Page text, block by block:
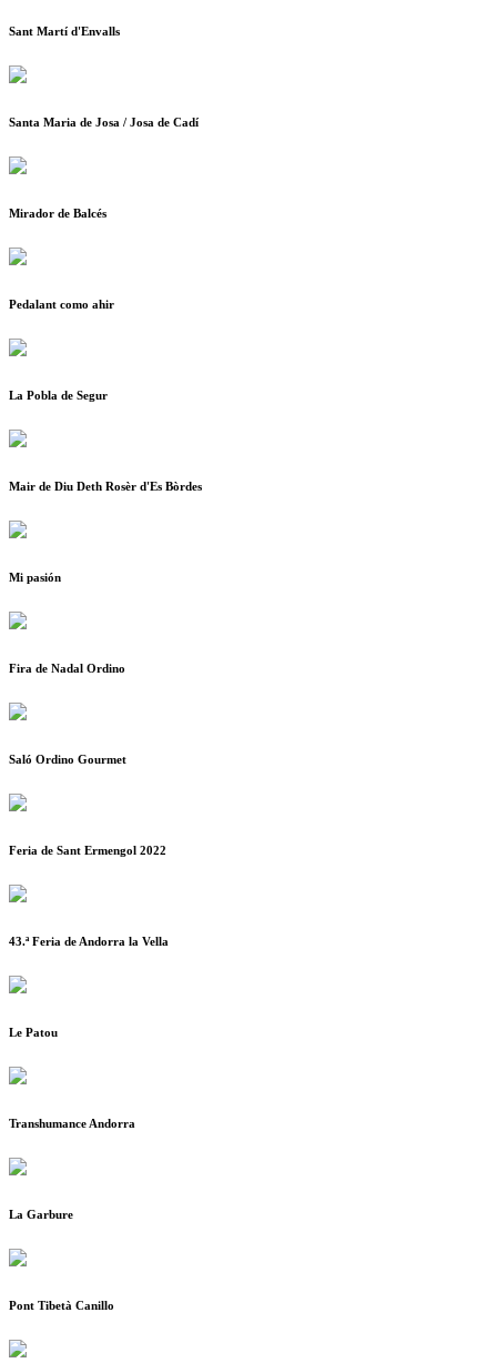
Sant Martí d'Envalls
Santa Maria de Josa / Josa de Cadí
Mirador de Balcés
Pedalant como ahir
La Pobla de Segur
Mair de Diu Deth Rosèr d'Es Bòrdes
Mi pasión
Fira de Nadal Ordino
Saló Ordino Gourmet
Feria de Sant Ermengol 2022
43.ª Feria de Andorra la Vella
Le Patou
Transhumance Andorra
La Garbure
Pont Tibetà Canillo